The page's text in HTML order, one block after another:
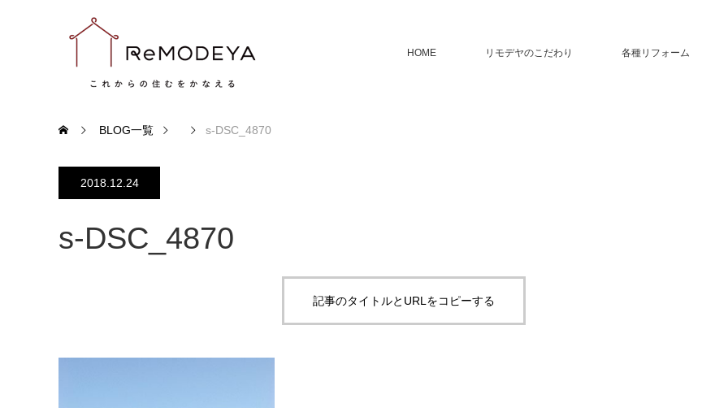
HOME リモデヤのこだわり 各種リフォーム
BLOG一覧 s-DSC_4870
2018.12.24
s-DSC_4870
記事のタイトルとURLをコピーする